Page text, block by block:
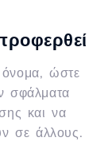
όνομα, ώστε
σφάλματα
και να
σε άλλους.